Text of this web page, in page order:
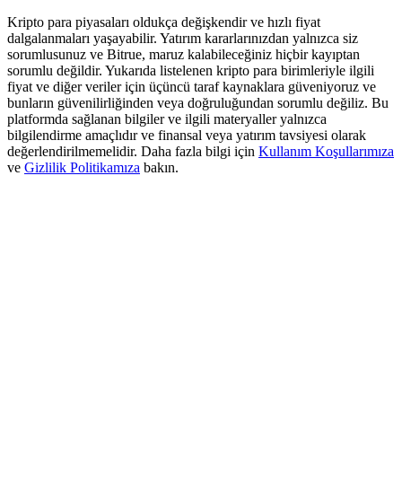
Precious Metals Trading Carnival
Trade Gold & Silver · 33,333 USDT Bonus
USDT New User Exclusive 10% APR
USDT Flexible Staking | Daily Rewards
Kripto para piyasaları oldukça değişkendir ve hızlı fiyat
dalgalanmaları yaşayabilir. Yatırım kararlarınızdan yalnızca siz
sorumlusunuz ve Bitrue, maruz kalabileceğiniz hiçbir kayıptan
sorumlu değildir. Yukarıda listelenen kripto para birimleriyle ilgili
fiyat ve diğer veriler için üçüncü taraf kaynaklara güveniyoruz ve
bunların güvenilirliğinden veya doğruluğundan sorumlu değiliz. Bu
platformda sağlanan bilgiler ve ilgili materyaller yalnızca
bilgilendirme amaçlıdır ve finansal veya yatırım tavsiyesi olarak
değerlendirilmemelidir. Daha fazla bilgi için Kullanım Koşullarımıza
ve Gizlilik Politikamıza bakın.